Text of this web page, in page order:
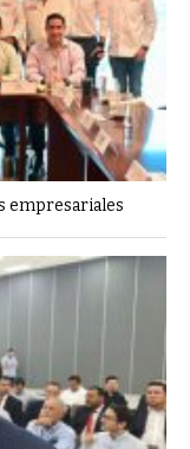
empresariales